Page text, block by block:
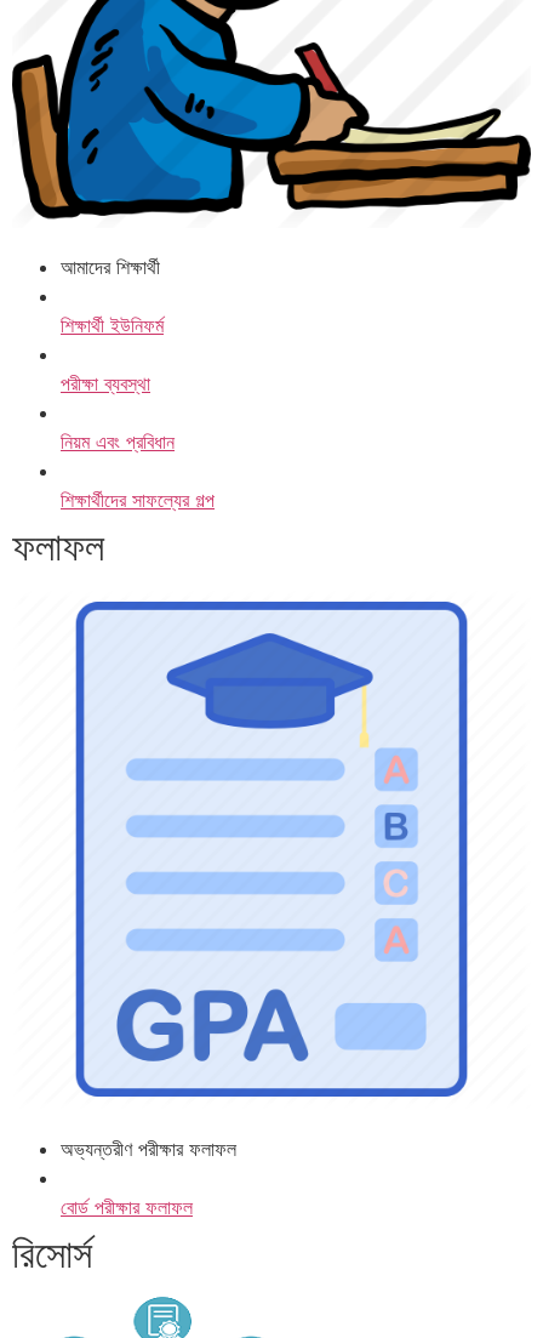
আমাদের শিক্ষার্থী
শিক্ষার্থী ইউনিফর্ম
পরীক্ষা ব্যবস্থা
নিয়ম এবং প্রবিধান
শিক্ষার্থীদের সাফল্যের গল্প
ফলাফল
অভ্যন্তরীণ পরীক্ষার ফলাফল
বোর্ড পরীক্ষার ফলাফল
রিসোর্স